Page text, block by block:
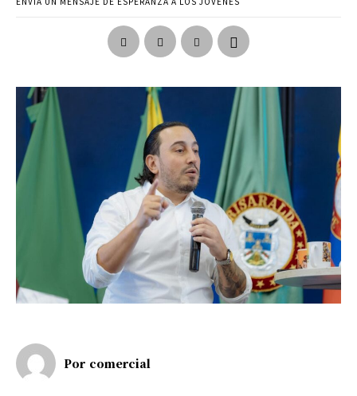
Por comercial